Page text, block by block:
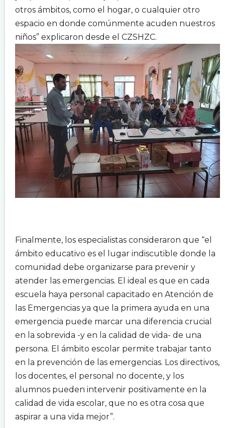
otros ámbitos, como el hogar, o cualquier otro
espacio en donde comúnmente acuden nuestros
niños” explicaron desde el CZSHZC.
Finalmente, los especialistas consideraron que “el
ámbito educativo es el lugar indiscutible donde la
comunidad debe organizarse para prevenir y
atender las emergencias. El ideal es que en cada
escuela haya personal capacitado en Atención de
las Emergencias ya que la primera ayuda en una
emergencia puede marcar una diferencia crucial
en la sobrevida -y en la calidad de vida- de una
persona. El ámbito escolar permite trabajar tanto
en la prevención de las emergencias. Los directivos,
los docentes, el personal no docente, y los
alumnos pueden intervenir positivamente en la
calidad de vida escolar, que no es otra cosa que
aspirar a una vida mejor”.